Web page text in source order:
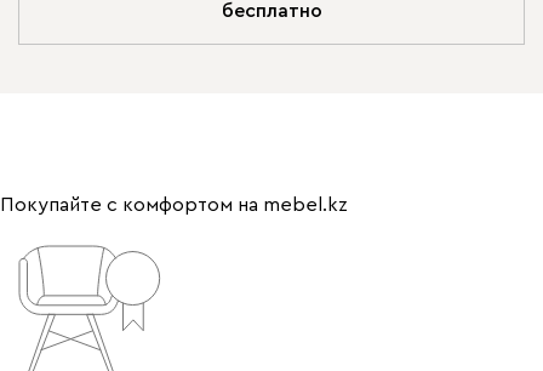
бесплатно
Покупайте с комфортом на mebel.kz